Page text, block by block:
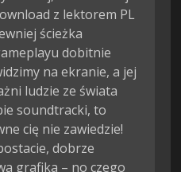
z lektorem PL
ścieżka
dobitnie
na ekranie, a jej
ludzie ze świata
soundtracki, to
cię nie zawiedzie!
dobrze
grafika – no czego